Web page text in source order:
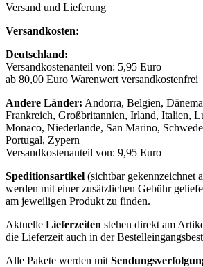
Versand und Lieferung
Versandkosten:
Deutschland:
Versandkostenanteil von: 5,95 Euro
ab 80,00 Euro Warenwert versandkostenfrei
Andere Länder: Andorra, Belgien,
Frankreich, Großbritannien, Irland, Italien,
Monaco, Niederlande, San Marino,
Portugal, Zypern
Versandkostenanteil von: 9,95 Euro
Speditionsartikel (sichtbar gekennzeichnet
werden mit einer zusätzlichen Gebühr
am jeweiligen Produkt zu finden.
Aktuelle Lieferzeiten stehen direkt am
die Lieferzeit auch in der
Alle Pakete werden mit